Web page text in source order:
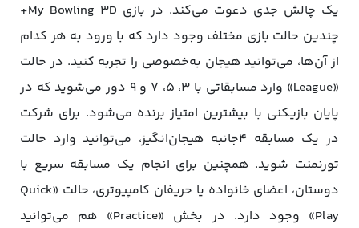
یک چالش جدی دعوت می‌کند. در بازی My Bowling 3D+
چندین حالت بازی مختلف وجود دارد که با ورود به هر کدام
از آن‌ها، می‌توانید هیجان به‌خصوصی را تجربه کنید. در حالت
«League» وارد مسابقاتی با ۳، ۵، ۷ و ۹ دور می‌شوید که در
پایان بازیکنی با بیشترین امتیاز برنده می‌شود. برای شرکت
در یک مسابقه ۴جانبه هیجان‌انگیز، می‌توانید وارد حالت
تورنمنت شوید. همچنین برای انجام یک مسابقه سریع با
دوستان، اعضای خانواده یا حریفان کامپیوتری، حالت «Quick
Play» وجود دارد. در بخش «Practice» هم می‌توانید